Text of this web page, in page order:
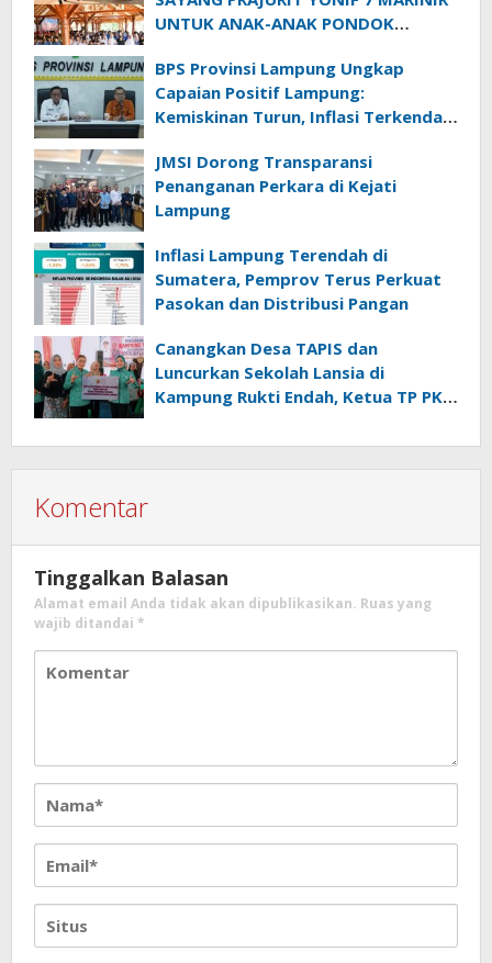
UNTUK ANAK-ANAK PONDOK
BPS Provinsi Lampung Ungkap
Capaian Positif Lampung:
Kemiskinan Turun, Inflasi Terkendali,
JMSI Dorong Transparansi
Penanganan Perkara di Kejati
Lampung
Inflasi Lampung Terendah di
Sumatera, Pemprov Terus Perkuat
Pasokan dan Distribusi Pangan
Canangkan Desa TAPIS dan
Luncurkan Sekolah Lansia di
Kampung Rukti Endah, Ketua TP PKK
SDM Dimulai dari Desa
Komentar
Tinggalkan Balasan
Alamat email Anda tidak akan dipublikasikan. Ruas yang
wajib ditandai *